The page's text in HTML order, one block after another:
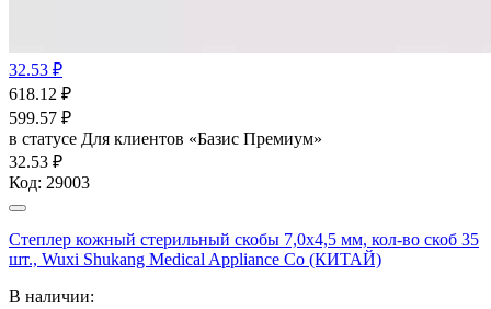
32.53 ₽
618.12 ₽
599.57 ₽
в статусе Для клиентов «Базис Премиум»
32.53 ₽
Код: 29003
Степлер кожный стерильный скобы 7,0х4,5 мм, кол-во скоб 35
шт., Wuxi Shukang Medical Appliance Co (КИТАЙ)
В наличии: